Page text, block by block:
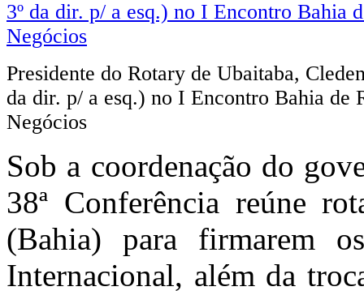
Presidente do Rotary de Ubaitaba,
da dir. p/ a esq.) no I Encontro Bahia de
Negócios
Sob a coordenação do
38ª Conferência reúne
(Bahia) para firmarem
Internacional, além da